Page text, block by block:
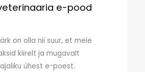
e-pood
on olla nii suur, et meie
kiirelt ja mugavalt
ühest e-poest.